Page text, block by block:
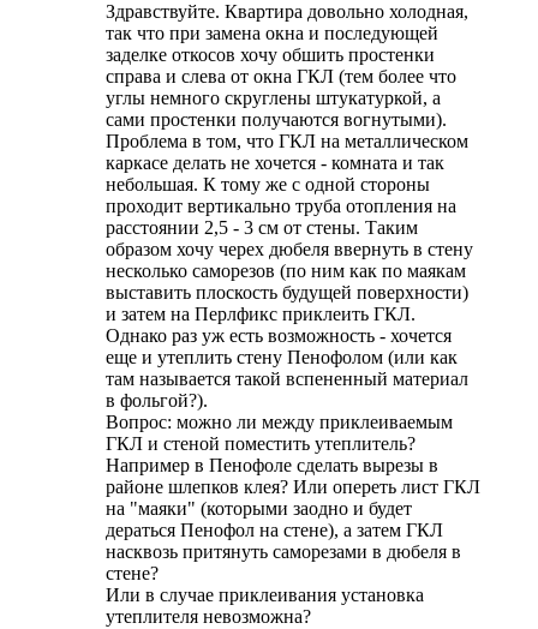
Здравствуйте. Квартира довольно холодная,
так что при замена окна и последующей
заделке откосов хочу обшить простенки
справа и слева от окна ГКЛ (тем более что
углы немного скруглены штукатуркой, а
сами простенки получаются вогнутыми).
Проблема в том, что ГКЛ на металлическом
каркасе делать не хочется - комната и так
небольшая. К тому же с одной стороны
проходит вертикально труба отопления на
расстоянии 2,5 - 3 см от стены. Таким
образом хочу черех дюбеля ввернуть в стену
несколько саморезов (по ним как по маякам
выставить плоскость будущей поверхности)
и затем на Перлфикс приклеить ГКЛ.
Однако раз уж есть возможность - хочется
еще и утеплить стену Пенофолом (или как
там называется такой вспененный материал
в фольгой?).
Вопрос: можно ли между приклеиваемым
ГКЛ и стеной поместить утеплитель?
Например в Пенофоле сделать вырезы в
районе шлепков клея? Или опереть лист ГКЛ
на "маяки" (которыми заодно и будет
дераться Пенофол на стене), а затем ГКЛ
насквозь притянуть саморезами в дюбеля в
стене?
Или в случае приклеивания установка
утеплителя невозможна?